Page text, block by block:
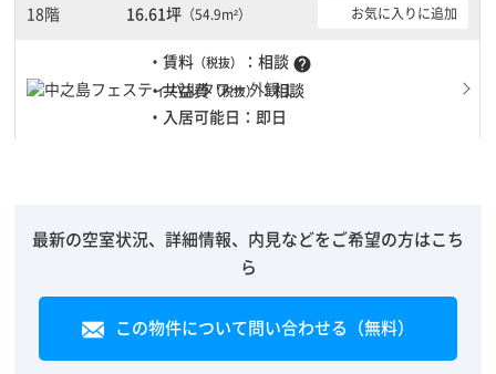
18階 16.61坪 （54.9m²） お気に入りに追加
・賃料 （税抜） ：相談 help
・共益費（税抜）：相談
・入居可能日：即日
最新の空室状況、詳細情報、内見などをご希望の方はこち
ら
この物件について問い合わせる（無料）